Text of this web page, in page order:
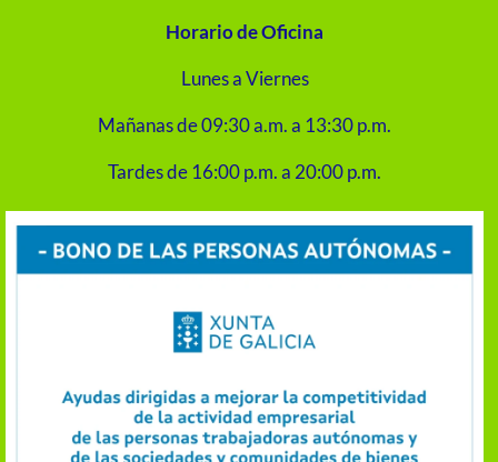
Horario de Oficina
Lunes a Viernes
Mañanas de 09:30 a.m. a 13:30 p.m.
Tardes de 16:00 p.m. a 20:00 p.m.